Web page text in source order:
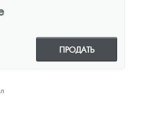
ПРОДАТЬ